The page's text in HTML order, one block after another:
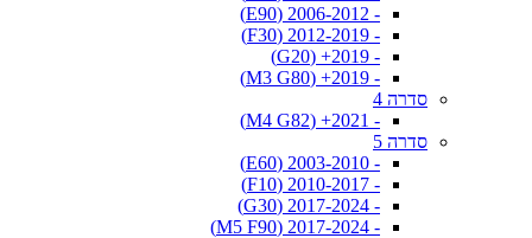
- 2006-2012 (E90)
- 2012-2019 (F30)
- 2019+ (G20)
- 2019+ (M3 G80)
סדרה 4
- 2021+ (M4 G82)
סדרה 5
- 2003-2010 (E60)
- 2010-2017 (F10)
- 2017-2024 (G30)
- 2017-2024 (M5 F90)